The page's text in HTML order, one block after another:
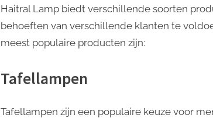
Haitral Lamp biedt verschillende soorten
behoeften van verschillende klanten te
meest populaire producten zijn:
Tafellampen
Tafellampen zijn een populaire keuze voor